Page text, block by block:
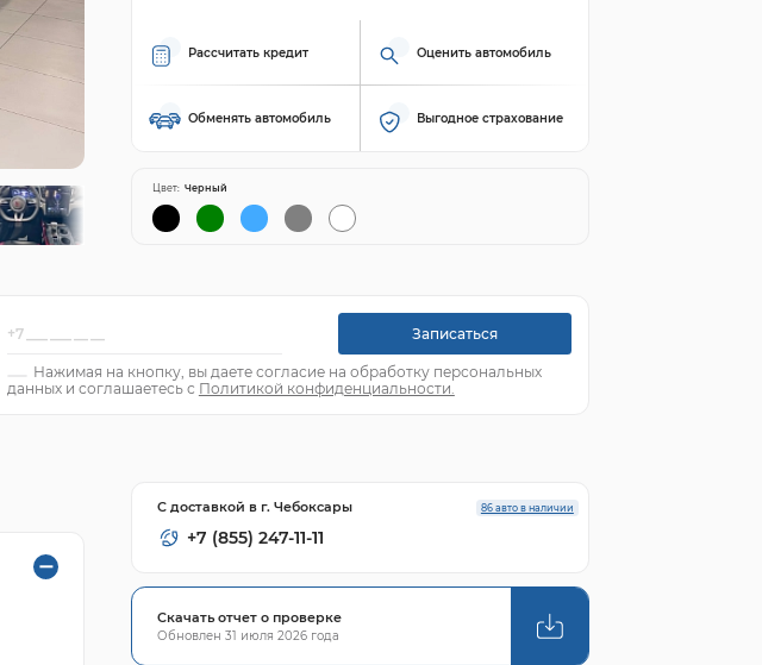
Рассчитать кредит Оценить автомобиль
Обменять автомобиль Выгодное страхование
Цвет: Черный
Записаться
Нажимая на кнопку, вы даете согласие на обработку персональных
данных и соглашаетесь с Политикой конфиденциальности.
86 авто в наличии
С доставкой в г. Чебоксары
+7 (855) 247-11-11
Скачать отчет о проверке
Обновлен 31 июля 2026 года